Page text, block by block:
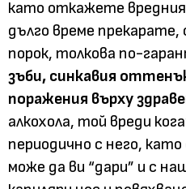
като откажете
дълго време
порок, толкова по-
зъби, синкавия
поражения върху
алкохола, той вреди
периодично с него,
може да ви “дари” и с